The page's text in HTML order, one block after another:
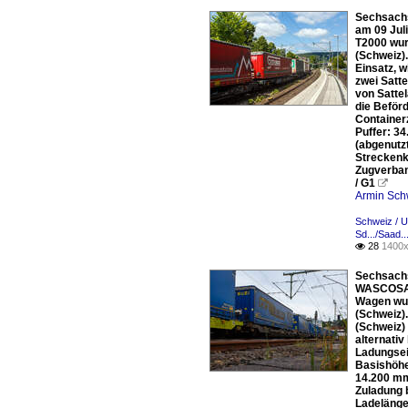
am 09
T2000
Einsatz,
zwei
von
die
Puffer:
/ G1 
Armin
Schweiz /
Sd.../
 28
Wagen
alternativ
14.200
Zuladung